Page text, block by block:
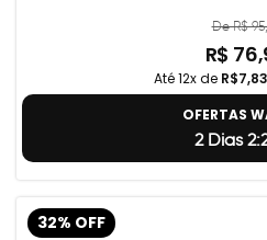
De R$
R$
Até 12x de R$7,83
OFERTAS
2 Dias
32% OFF